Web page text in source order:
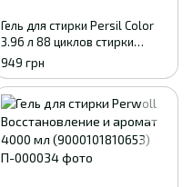
Гель для стирки Persil Color
3.96 л 88 циклов стирки
(9000101566086)
949 грн